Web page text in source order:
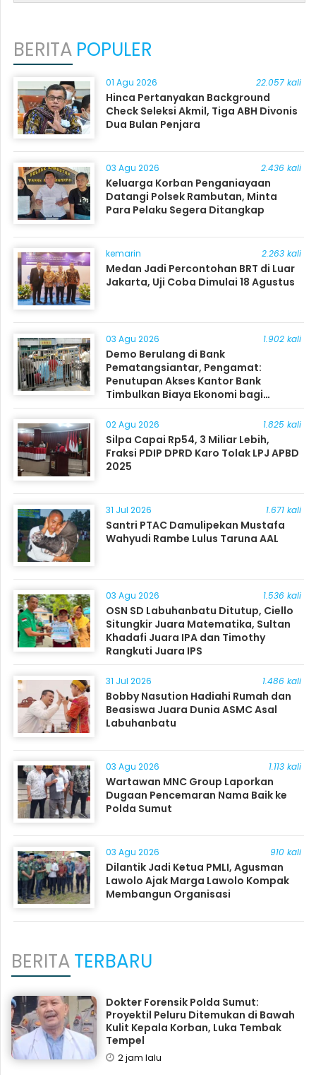
BERITA POPULER
01 Agu 2026 22.057 kali
Hinca Pertanyakan Background
Check Seleksi Akmil, Tiga ABH Divonis
Dua Bulan Penjara
03 Agu 2026 2.436 kali
Keluarga Korban Penganiayaan
Datangi Polsek Rambutan, Minta
Para Pelaku Segera Ditangkap
kemarin 2.263 kali
Medan Jadi Percontohan BRT di Luar
Jakarta, Uji Coba Dimulai 18 Agustus
03 Agu 2026 1.902 kali
Demo Berulang di Bank
Pematangsiantar, Pengamat:
Penutupan Akses Kantor Bank
Timbulkan Biaya Ekonomi bagi
Masyarakat
02 Agu 2026 1.825 kali
Silpa Capai Rp54, 3 Miliar Lebih,
Fraksi PDIP DPRD Karo Tolak LPJ APBD
2025
31 Jul 2026 1.671 kali
Santri PTAC Damulipekan Mustafa
Wahyudi Rambe Lulus Taruna AAL
03 Agu 2026 1.536 kali
OSN SD Labuhanbatu Ditutup, Ciello
Situngkir Juara Matematika, Sultan
Khadafi Juara IPA dan Timothy
Rangkuti Juara IPS
31 Jul 2026 1.486 kali
Bobby Nasution Hadiahi Rumah dan
Beasiswa Juara Dunia ASMC Asal
Labuhanbatu
03 Agu 2026 1.113 kali
Wartawan MNC Group Laporkan
Dugaan Pencemaran Nama Baik ke
Polda Sumut
03 Agu 2026 910 kali
Dilantik Jadi Ketua PMLI, Agusman
Lawolo Ajak Marga Lawolo Kompak
Membangun Organisasi
BERITATERBARU
Dokter Forensik Polda Sumut:
Proyektil Peluru Ditemukan di Bawah
Kulit Kepala Korban, Luka Tembak
Tempel
2 jam lalu